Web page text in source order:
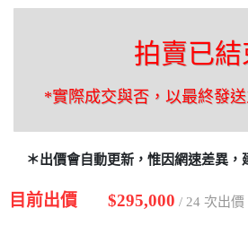
拍賣已結
*實際成交與否，以最終發
＊出價會自動更新，惟因網速差異，
目前出價 $295,000 / 24 次出價